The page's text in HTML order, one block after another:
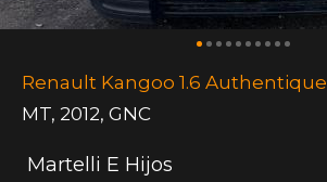
Renault Kangoo 1.6 Authentique
MT, 2012, GNC
Martelli E Hijos